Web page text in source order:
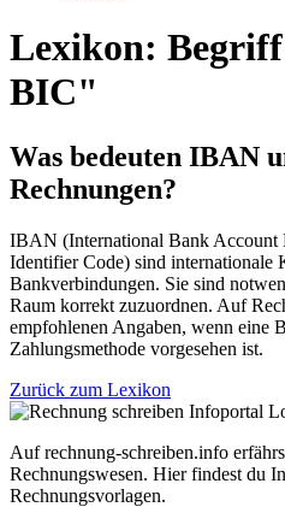
Lexikon:
BIC"
Was bedeuten IBAN
Rechnungen?
IBAN (International Bank Account
Identifier Code) sind internationale
Bankverbindungen. Sie sind
Raum korrekt zuzuordnen. Auf
empfohlenen Angaben, wenn eine
Zahlungsmethode vorgesehen ist.
Zurück zum Lexikon
Auf rechnung-schreiben.info
Rechnungswesen. Hier findest du
Rechnungsvorlagen.